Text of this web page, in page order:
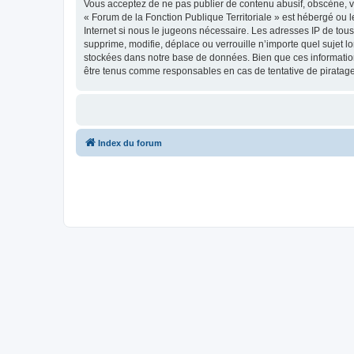
Vous acceptez de ne pas publier de contenu abusif,
« Forum de la Fonction Publique Territoriale » est hébergé
Internet si nous le jugeons nécessaire. Les adresses IP de
supprime, modifie, déplace ou verrouille n’importe quel sujet
stockées dans notre base de données. Bien que ces
être tenus comme responsables en cas de tentative de
Index du forum